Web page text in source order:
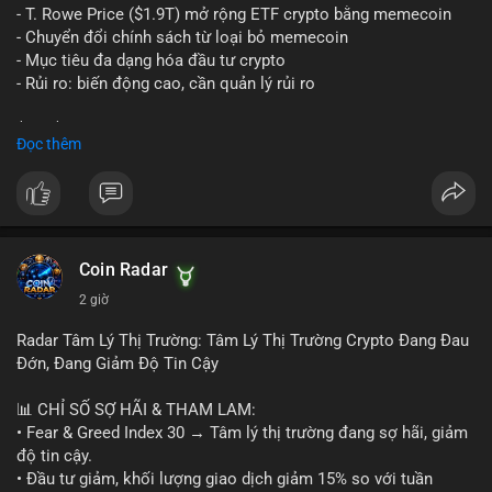
lạnh không kết nối internet, khả năng cao là hành động tích lũy
dài hạn, giảm áp lực bán ngắn hạn. Thời điểm cuối tuần, thanh
khoản mỏng, khiến biến động giá quanh vùng $65,000 có thể
mạnh hơn bình thường khi lệnh này được xác nhận.
Theo dõi xác nhận của giao dịch này. Nếu coin vào sàn giao
đối không sử dụng đòn bẩy cao trong 24 giờ tới khi dòng tiền
lớn chưa xác định rõ đích đến cuối cùng.
#153btc #10triệuusd #chuyểnvílớn
#áplựcbántiềmnăng
- T. Rowe Price ($1.9T) mở rộng ETF crypto bằng memecoin
- Chuyển đổi chính sách từ loại bỏ memecoin
- Mục tiêu đa dạng hóa đầu tư crypto
- Rủi ro: biến động cao, cần quản lý rủi ro
📰 Nguồn: CoinDesk
Đọc thêm
Coin Radar
2 giờ
Radar Tâm Lý Thị Trường: Tâm Lý Thị Trường Crypto Đang Đau
Đớn, Đang Giảm Độ Tin Cậy
📊 CHỈ SỐ SỢ HÃI & THAM LAM:
• Fear & Greed Index 30 → Tâm lý thị trường đang sợ hãi, giảm
độ tin cậy.
• Đầu tư giảm, khối lượng giao dịch giảm 15% so với tuần